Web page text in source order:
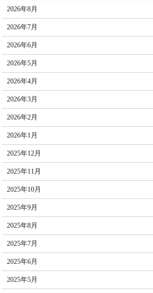
2026年8月
2026年7月
2026年6月
2026年5月
2026年4月
2026年3月
2026年2月
2026年1月
2025年12月
2025年11月
2025年10月
2025年9月
2025年8月
2025年7月
2025年6月
2025年5月